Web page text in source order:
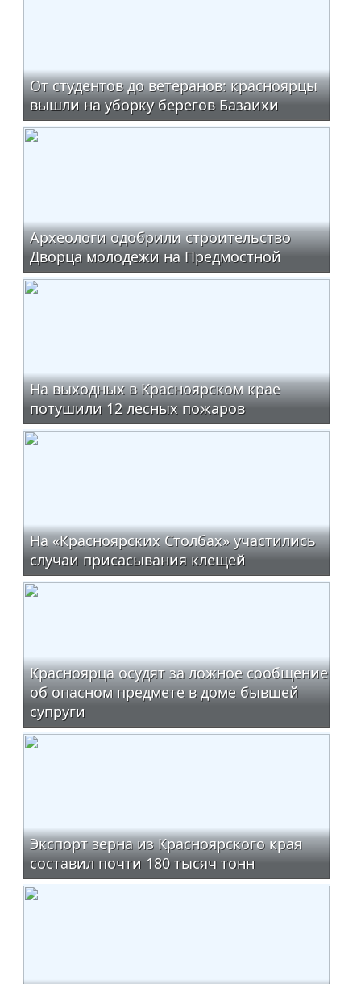
От студентов до ветеранов: красноярцы
вышли на уборку берегов Базаихи
Археологи одобрили строительство
Дворца молодежи на Предмостной
На выходных в Красноярском крае
потушили 12 лесных пожаров
На «Красноярских Столбах» участились
случаи присасывания клещей
Красноярца осудят за ложное сообщение
об опасном предмете в доме бывшей
супруги
Экспорт зерна из Красноярского края
составил почти 180 тысяч тонн